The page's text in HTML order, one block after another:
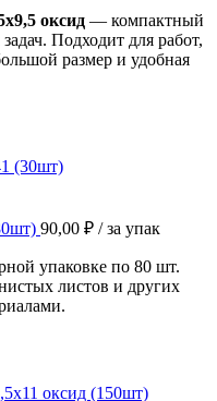
оксид — компактный
Подходит для работ,
размер и удобная
90,00 ₽ / за упак
упаковке по 80 шт.
листов и других